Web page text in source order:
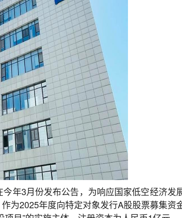
年3月份发布公告，为响应国家低空经济发
为2025年度向特定对象发行A股股票募集资